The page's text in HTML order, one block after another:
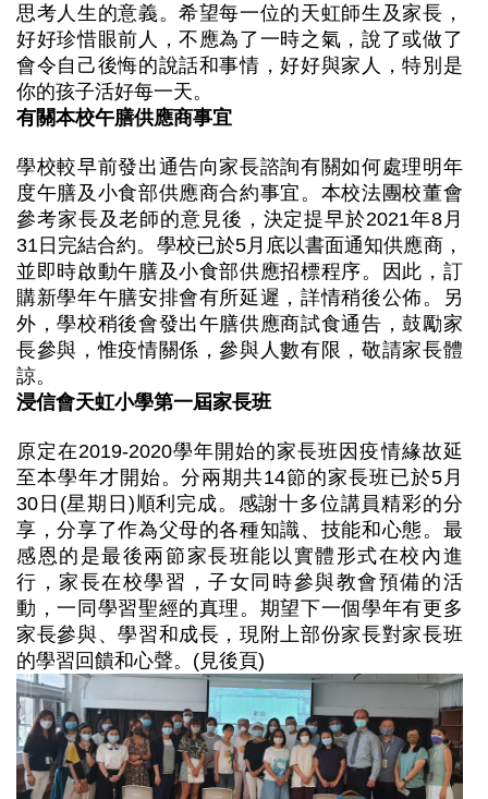
思考人生的意義。希望每一位的天虹師生及家長，
好好珍惜眼前人，不應為了一時之氣，說了或做了
會令自己後悔的說話和事情，好好與家人，特別是
你的孩子活好每一天。
有關本校午膳供應商事宜
學校較早前發出通告向家長諮詢有關如何處理明年
度午膳及小食部供應商合約事宜。本校法團校董會
參考家長及老師的意見後，決定提早於2021年8月
31日完結合約。學校已於5月底以書面通知供應商，
並即時啟動午膳及小食部供應招標程序。因此，訂
購新學年午膳安排會有所延遲，詳情稍後公佈。另
外，學校稍後會發出午膳供應商試食通告，鼓勵家
長參與，惟疫情關係，參與人數有限，敬請家長體
諒。
浸信會天虹小學第一屆家長班
原定在2019-2020學年開始的家長班因疫情緣故延
至本學年才開始。分兩期共14節的家長班已於5月
30日(星期日)順利完成。感謝十多位講員精彩的分
享，分享了作為父母的各種知識、技能和心態。最
感恩的是最後兩節家長班能以實體形式在校內進
行，家長在校學習，子女同時參與教會預備的活
動，一同學習聖經的真理。期望下一個學年有更多
家長參與、學習和成長，現附上部份家長對家長班
的學習回饋和心聲。(見後頁)